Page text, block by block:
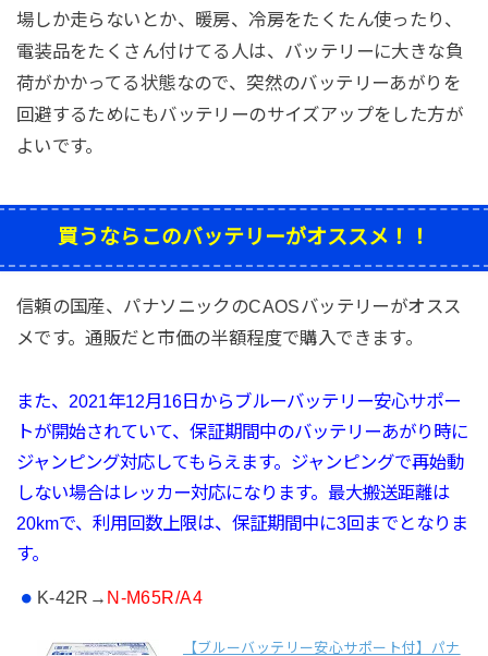
場しか走らないとか、暖房、冷房をたくたん使ったり、
電装品をたくさん付けてる人は、バッテリーに大きな負
荷がかかってる状態なので、突然のバッテリーあがりを
回避するためにもバッテリーのサイズアップをした方が
よいです。
買うならこのバッテリーがオススメ！！
信頼の国産、パナソニックのCAOSバッテリーがオスス
メです。通販だと市価の半額程度で購入できます。
また、2021年12月16日から ブルーバッテリー安心サポー
トが開始されていて、 保証期間中のバッテリーあがり時に
ジャンピング対応してもらえます。ジャンピングで再始動
しない場合はレッカー対応になります。最大搬送距離は
20kmで、利用回数上限は、保証期間中に3回までとなりま
す。
K-42R→ N-M65R/A4
【ブルーバッテリー安心サポート付】パナ